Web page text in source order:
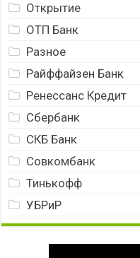
Открытие
ОТП Банк
Разное
Райффайзен Банк
Ренессанс Кредит
Сбербанк
СКБ Банк
Совкомбанк
Тинькофф
УБРиР